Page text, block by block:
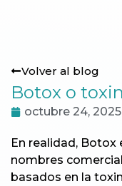
Volver al blog
Botox o
octubre 24, 2025
En realidad, Botox
nombres
basados en la